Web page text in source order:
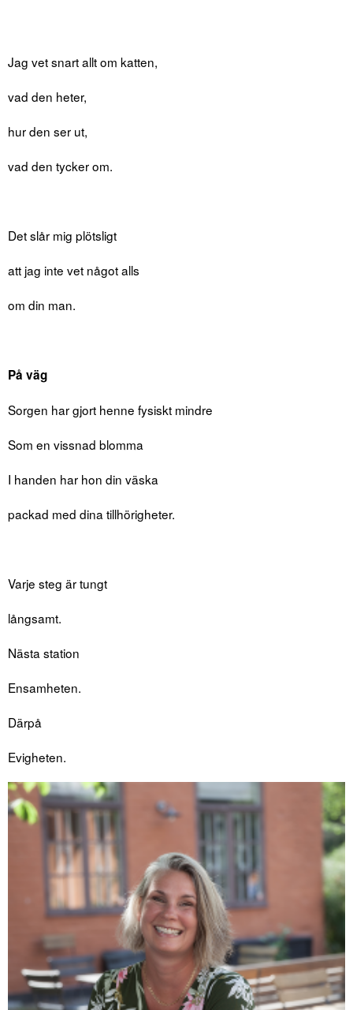
Jag vet snart allt om katten,
vad den heter,
hur den ser ut,
vad den tycker om.
Det slår mig plötsligt
att jag inte vet något alls
om din man.
På väg
Sorgen har gjort henne fysiskt mindre
Som en vissnad blomma
I handen har hon din väska
packad med dina tillhörigheter.
Varje steg är tungt
långsamt.
Nästa station
Ensamheten.
Därpå
Evigheten.